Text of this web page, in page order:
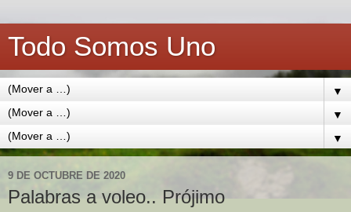
Todo Somos Uno
▼
▼
▼
9 DE OCTUBRE DE 2020
Palabras a voleo.. Prójimo